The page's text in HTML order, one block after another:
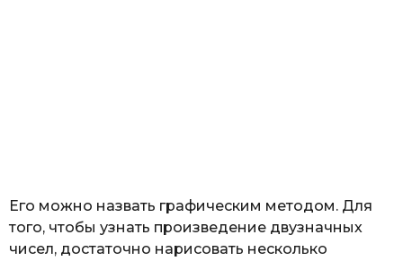
Его можно назвать графическим методом. Для
того, чтобы узнать произведение двузначных
чисел, достаточно нарисовать несколько